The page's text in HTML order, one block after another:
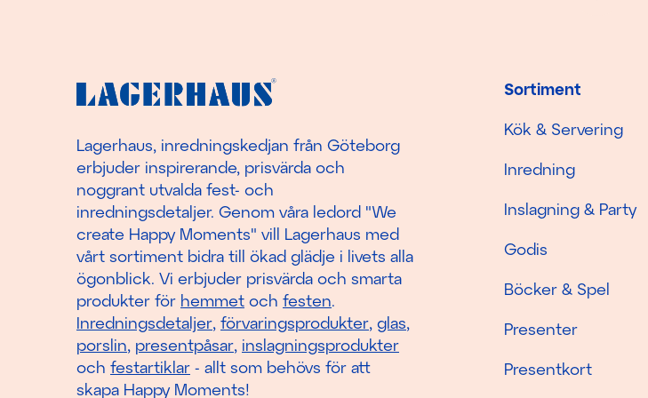
Sortiment
Kök & Servering
Inredning
Inslagning & Party
Godis
Böcker & Spel
Presenter
Presentkort
Lagerhaus, inredningskedjan från Göteborg
erbjuder inspirerande, prisvärda och
noggrant utvalda fest- och
inredningsdetaljer. Genom våra ledord "We
create Happy Moments" vill Lagerhaus med
vårt sortiment bidra till ökad glädje i livets alla
ögonblick. Vi erbjuder prisvärda och smarta
produkter för hemmet och festen.
Inredningsdetaljer, förvaringsprodukter, glas,
porslin, presentpåsar, inslagningsprodukter
och festartiklar - allt som behövs för att
skapa Happy Moments!